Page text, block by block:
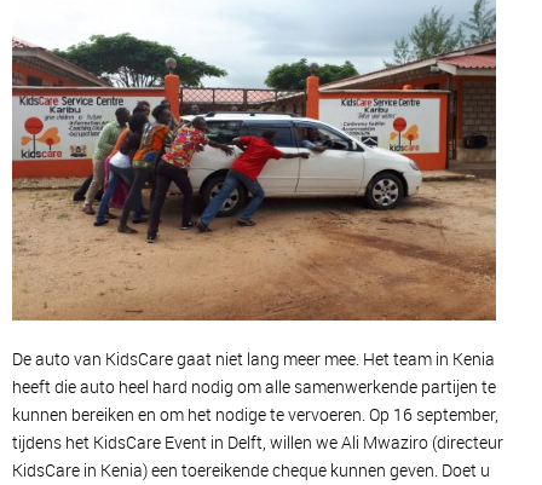
De auto van KidsCare gaat niet lang meer mee. Het team in Kenia
heeft die auto heel hard nodig om alle samenwerkende partijen te
kunnen bereiken en om het nodige te vervoeren. Op 16 september,
tijdens het KidsCare Event in Delft, willen we Ali Mwaziro (directeur
KidsCare in Kenia) een toereikende cheque kunnen geven. Doet u